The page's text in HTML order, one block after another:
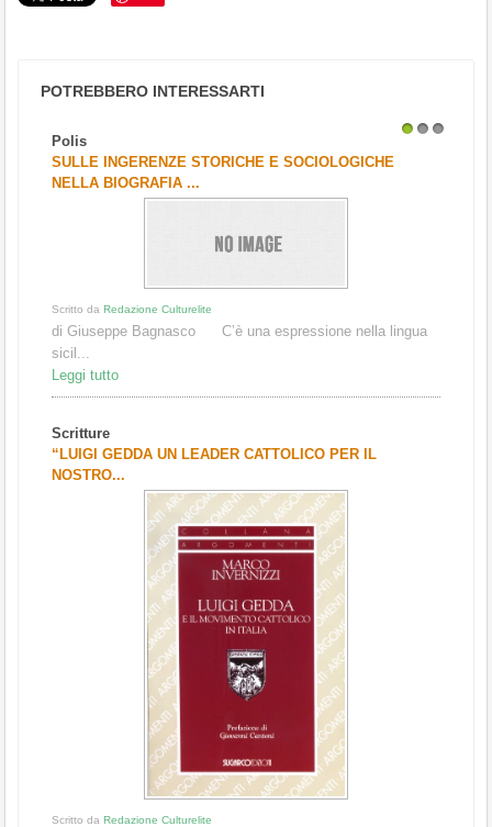
POTREBBERO INTERESSARTI
Polis
SULLE INGERENZE STORICHE E SOCIOLOGICHE
NELLA BIOGRAFIA ...
Scritto da Redazione Culturelite
di Giuseppe Bagnasco C’è una espressione nella lingua
sicil...
Leggi tutto
Scritture
“LUIGI GEDDA UN LEADER CATTOLICO PER IL
NOSTRO...
Scritto da Redazione Culturelite